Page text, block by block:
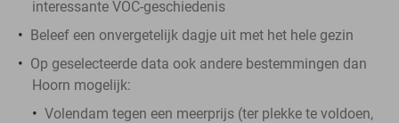
interessante VOC-geschiedenis
Beleef een onvergetelijk dagje uit met het hele gezin
Op geselecteerde data ook andere bestemmingen dan
Hoorn mogelijk:
Volendam tegen een meerprijs (ter plekke te voldoen,